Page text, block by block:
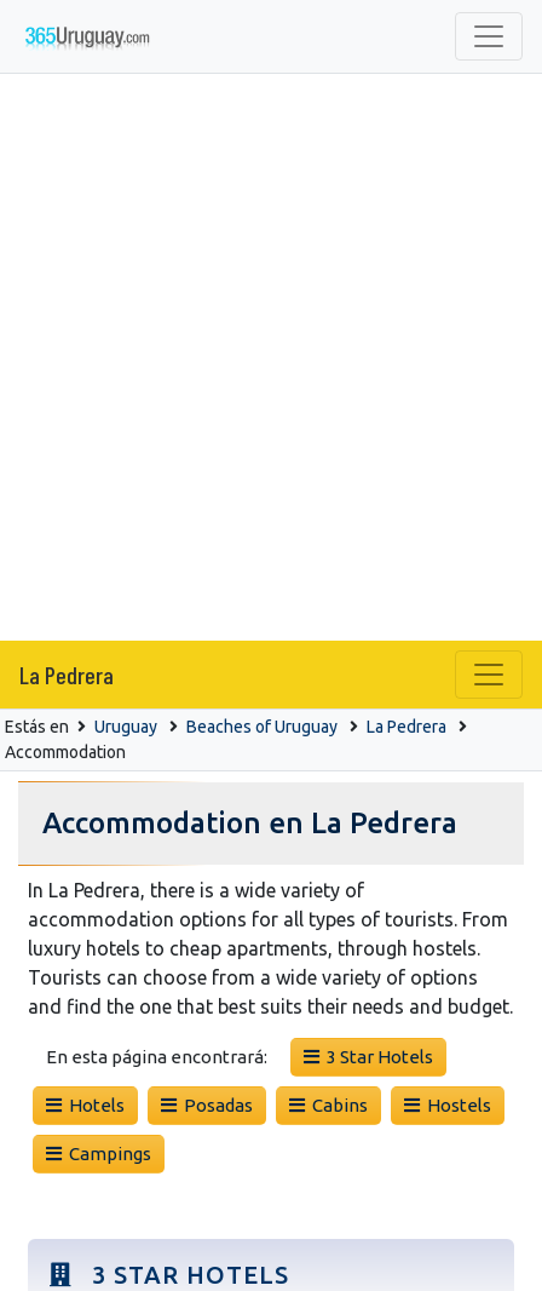
La Pedrera
Estás en Uruguay Beaches of Uruguay
La Pedrera
Accommodation
Accommodation en La Pedrera
In La Pedrera, there is a wide variety of
accommodation options for all types of tourists. From
luxury hotels to cheap apartments, through hostels.
Tourists can choose from a wide variety of options
and find the one that best suits their needs and budget.
En esta página encontrará: 3 Star Hotels
Hotels Posadas Cabins Hostels
Campings
3 STAR HOTELS